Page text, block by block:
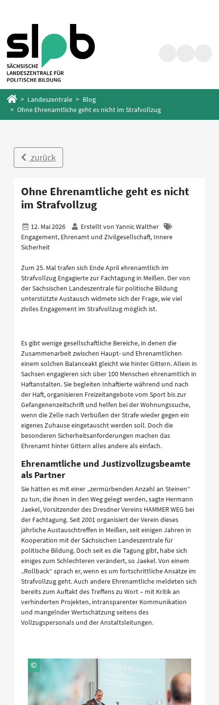
springen
springen
Startseite
Landeszentrale
Blog
Ohne Ehrenamtliche geht es nicht im Strafvollzug
zurück
Ohne Ehrenamtliche geht es nicht
im Strafvollzug
12. Mai 2026 Erstellt von Yannic Walther
Engagement, Ehrenamt und Zivilgesellschaft, Innere
Sicherheit
Zum 25. Mal trafen sich Ende April ehrenamtlich im
Strafvollzug Engagierte zur Fachtagung in Meißen. Der von
der Sächsischen Landeszentrale für politische Bildung
unterstützte Austausch widmete sich der Frage, wie viel
ziviles Engagement im Strafvollzug möglich ist.
Es gibt wenige gesellschaftliche Bereiche, in denen die
Zusammenarbeit zwischen Haupt- und Ehrenamtlichen
einem solchen Balanceakt gleicht wie hinter Gittern. Allein in
Sachsen engagieren sich über 100 Menschen ehrenamtlich in
Haftanstalten. Sie begleiten Inhaftierte während und nach
der Haft, organisieren Freizeitangebote vom Sport bis zur
Gefangenenzeitschrift und helfen bei der Wohnungssuche,
wenn die Zelle nach Verbüßen der Strafe wieder gegen ein
eigenes Zuhause eingetauscht werden soll. Doch die
besonderen Sicherheitsanforderungen machen das
Ehrenamt hinter Gittern alles andere als einfach.
Ehrenamtliche und Justizvollzugsbeamte
als Partner
Sie hätten es mit einer „zermürbenden Anzahl an Steinen“
zu tun, die ihnen in den Weg gelegt werden, sagte Hermann
Jaekel, Vorsitzender des Dresdner Vereins HAMMER WEG bei
der Fachtagung. Seit 2001 organisiert der Verein dieses
jährliche Austauschtreffen in Meißen, seit einigen Jahren in
Kooperation mit der Sächsischen Landeszentrale für
politische Bildung. Doch seit es die Tagung gibt, habe sich
einiges zum Schlechteren verändert, so Jaekel. Von einem
„Rollback“ sprach er, wenn es um fortschrittliche Ansätze im
Strafvollzug geht. Auch andere Ehrenamtliche meldeten sich
bereits zum Auftakt des Treffens zu Wort – mit Kritik an
verhinderten Projekten, intransparenter Kommunikation
und mangelnder Wertschätzung seitens des
Vollzugspersonals und der Anstaltsleitungen.